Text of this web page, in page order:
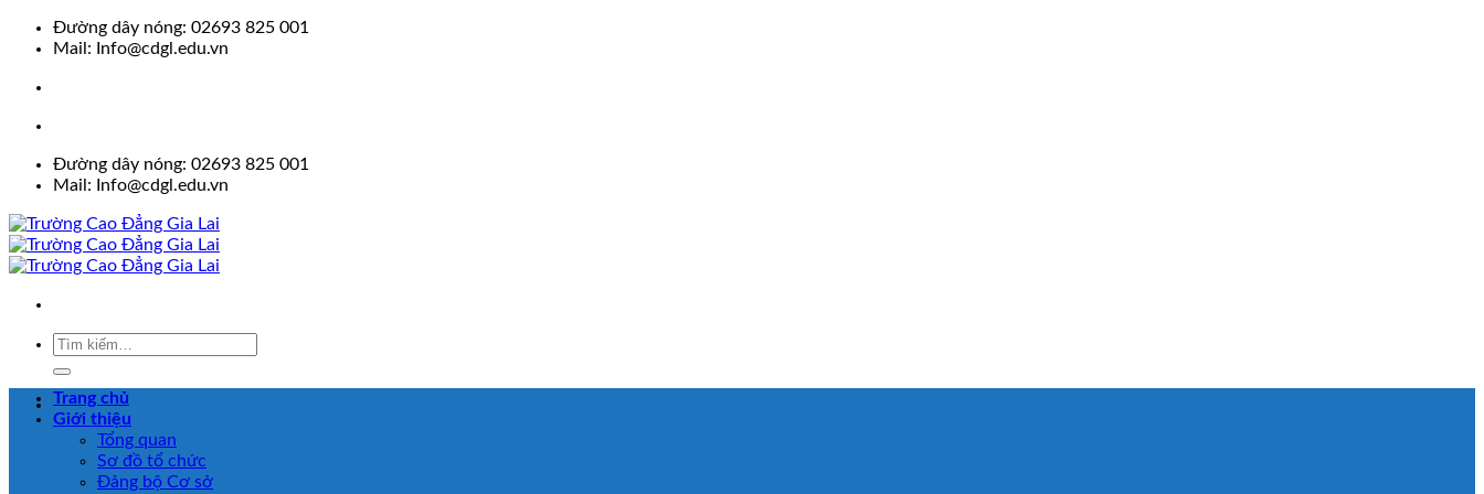
Skip
Đường dây nóng: 02693 825 001
Mail: Info@cdgl.edu.vn
Đường dây nóng: 02693 825 001
Mail: Info@cdgl.edu.vn
Trang chủ
Giới thiệu
Tổng quan
Sơ đồ tổ chức
Đảng bộ Cơ sở